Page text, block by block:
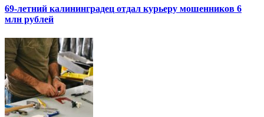
69-летний калининградец отдал курьеру мошенников 6
млн рублей